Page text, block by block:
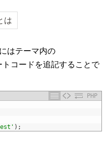
は
はテーマ内の
トコードを追記することで
PHP
) ;